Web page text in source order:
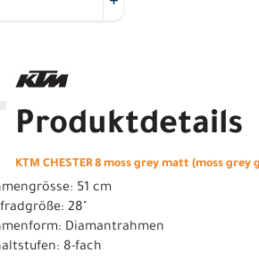
Produktdetails
KTM CHESTER 8 moss grey matt (moss grey
51 cm
28"
Diamantrahmen
8-fach